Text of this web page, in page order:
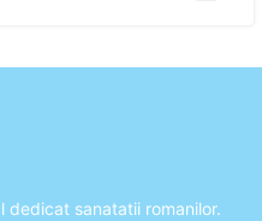
dedicat sanatatii romanilor.